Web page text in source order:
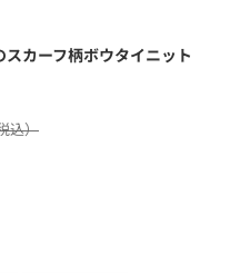
カーフ柄ボウタイニット
込）